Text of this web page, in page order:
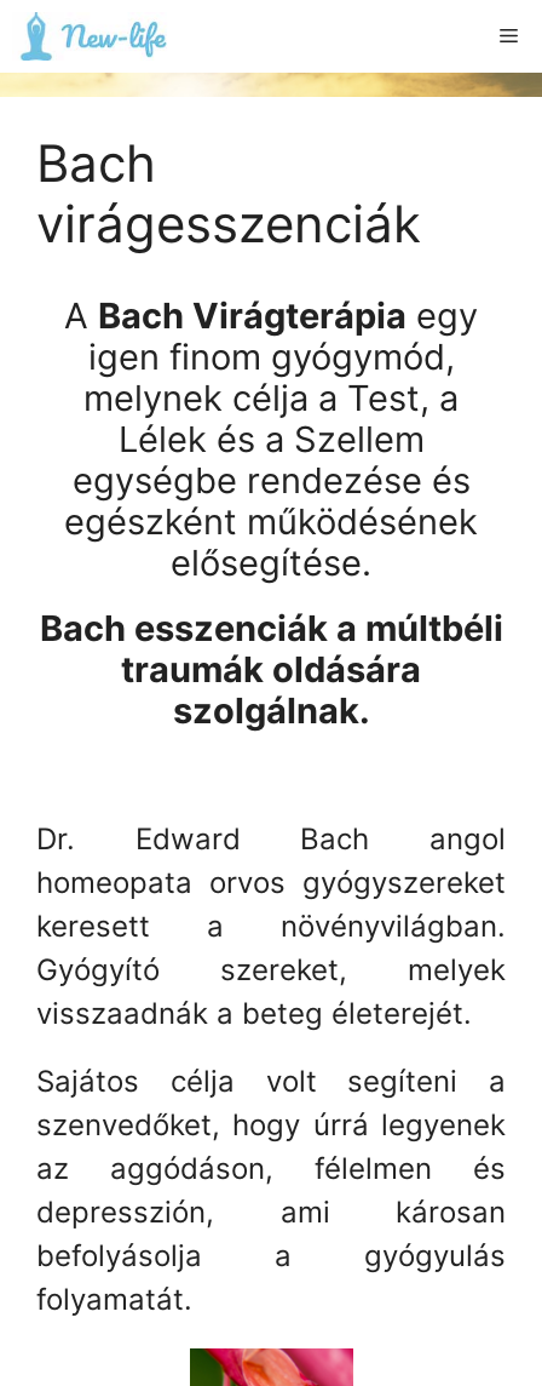
Kilépés
tartalomba
Bach
virágesszenciák
A Bach Virágterápia egy
igen finom gyógymód,
melynek célja a Test, a
Lélek és a Szellem
egységbe rendezése és
egészként működésének
elősegítése.
Bach esszenciák a múltbéli
traumák oldására
szolgálnak.
Dr. Edward Bach angol
homeopata orvos gyógyszereket
keresett a növényvilágban.
Gyógyító szereket, melyek
visszaadnák a beteg életerejét.
Sajátos célja volt segíteni a
szenvedőket, hogy úrrá legyenek
az aggódáson, félelmen és
depresszión, ami károsan
befolyásolja a gyógyulás
folyamatát.